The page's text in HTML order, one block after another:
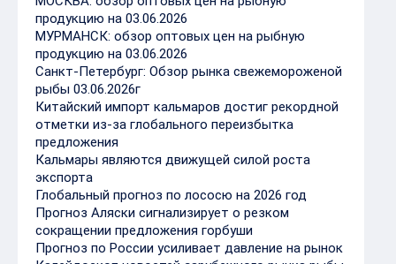
продукцию на 03.06.2026
МУРМАНСК: обзор оптовых цен на рыбную
продукцию на 03.06.2026
Санкт-Петербург: Обзор рынка свежемороженой
рыбы 03.06.2026г
Китайский импорт кальмаров достиг рекордной
отметки из-за глобального переизбытка
предложения
Кальмары являются движущей силой роста
экспорта
Глобальный прогноз по лососю на 2026 год
Прогноз Аляски сигнализирует о резком
сокращении предложения горбуши
Прогноз по России усиливает давление на рынок